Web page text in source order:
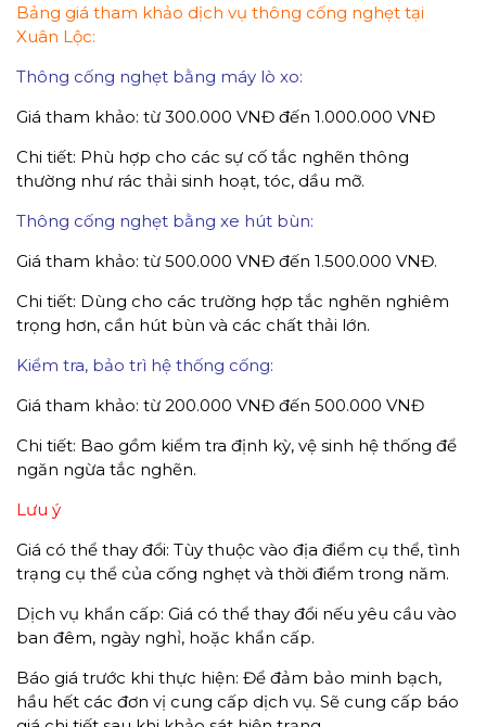
Bảng giá tham khảo dịch vụ thông cống nghẹt tại
Xuân Lộc:
Thông cống nghẹt bằng máy lò xo:
Giá tham khảo: từ 300.000 VNĐ đến 1.000.000 VNĐ
Chi tiết: Phù hợp cho các sự cố tắc nghẽn thông
thường như rác thải sinh hoạt, tóc, dầu mỡ.
Thông cống nghẹt bằng xe hút bùn:
Giá tham khảo: từ 500.000 VNĐ đến 1.500.000 VNĐ.
Chi tiết: Dùng cho các trường hợp tắc nghẽn nghiêm
trọng hơn, cần hút bùn và các chất thải lớn.
Kiểm tra, bảo trì hệ thống cống:
Giá tham khảo: từ 200.000 VNĐ đến 500.000 VNĐ
Chi tiết: Bao gồm kiểm tra định kỳ, vệ sinh hệ thống để
ngăn ngừa tắc nghẽn.
Lưu ý
Giá có thể thay đổi: Tùy thuộc vào địa điểm cụ thể, tình
trạng cụ thể của cống nghẹt và thời điểm trong năm.
Dịch vụ khẩn cấp: Giá có thể thay đổi nếu yêu cầu vào
ban đêm, ngày nghỉ, hoặc khẩn cấp.
Báo giá trước khi thực hiện: Để đảm bảo minh bạch,
hầu hết các đơn vị cung cấp dịch vụ. Sẽ cung cấp báo